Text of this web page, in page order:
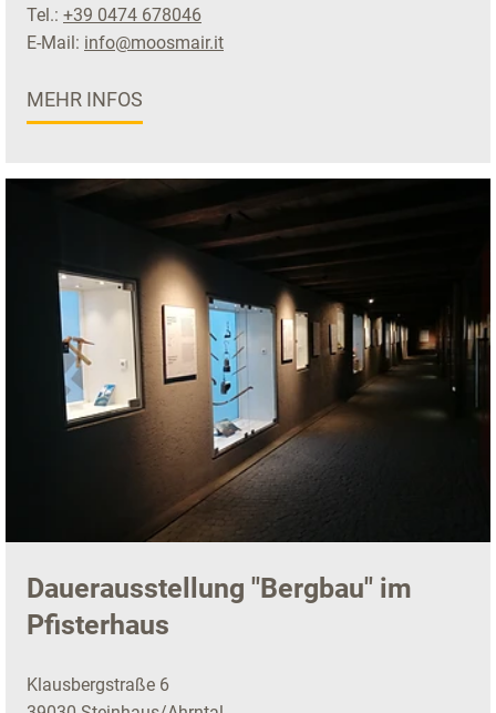
Tel.: +39 0474 678046
E-Mail: info@moosmair.it
MEHR INFOS
Dauerausstellung "Bergbau" im
Pfisterhaus
Klausbergstraße 6